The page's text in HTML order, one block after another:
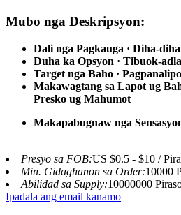
Mubo nga Deskripsyon:
Dali nga Pagkauga · Diha-
Duha ka Opsyon · Tibuok-
Target nga Baho ·
Makawagtang sa Lapot ug
Presko ug Mahumot
Makapabugnaw nga
Presyo sa FOB:US $0.5 - $10 /
Min. Gidaghanon sa Order:10000
Abilidad sa Supply:10000000
Ipadala ang email kanamo